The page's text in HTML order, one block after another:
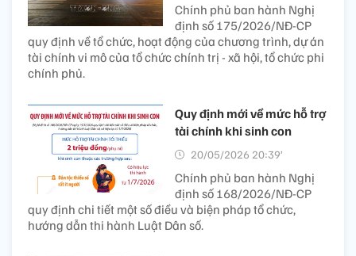
Chính phủ ban hành Nghị
định số 175/2026/NĐ-CP
quy định về tổ chức, hoạt động của chương trình, dự án
tài chính vi mô của tổ chức chính trị - xã hội, tổ chức phi
chính phủ.
Quy định mới về mức hỗ trợ
tài chính khi sinh con
20/05/2026 20:39’
Chính phủ ban hành Nghị
định số 168/2026/NĐ-CP
quy định chi tiết một số điều và biện pháp tổ chức,
hướng dẫn thi hành Luật Dân số.